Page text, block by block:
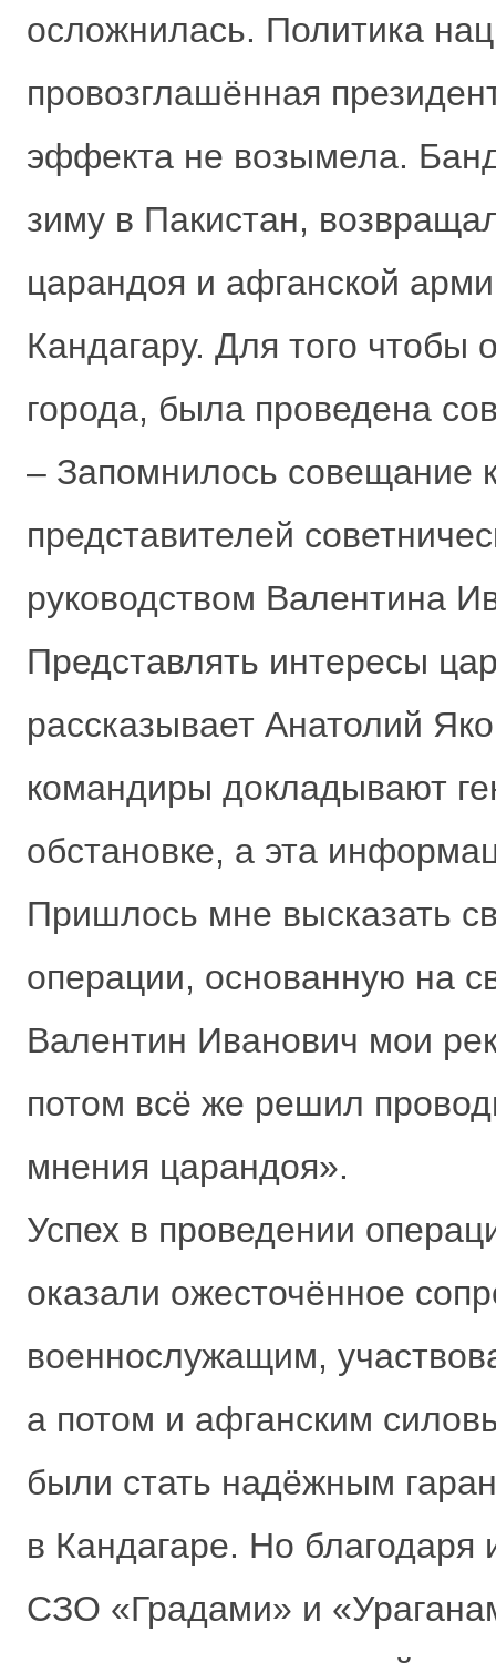
осложнилась. Политика
провозглашённая
эффекта не возымела.
зиму в Пакистан,
царандоя и афганской
Кандагару. Для того чтобы
города, была проведена
– Запомнилось совещание
представителей
руководством Валентина
Представлять интересы
рассказывает Анатолий
командиры докладывают
обстановке, а эта
Пришлось мне высказать
операции, основанную на
Валентин Иванович мои
потом всё же решил
мнения царандоя».
Успех в проведении
оказали ожесточённое
военнослужащим,
а потом и афганским
были стать надёжным
в Кандагаре. Но благодаря
СЗО «Градами» и